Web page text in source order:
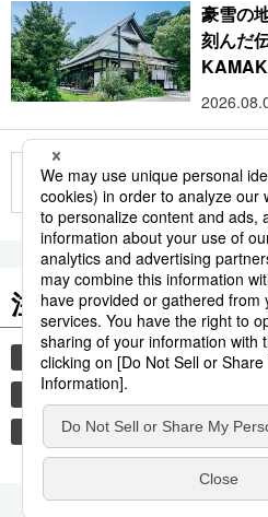
豪雪の
刻んだ
もっと見る
注目のキーワード
共同通信ニュース 和食
津波
災害